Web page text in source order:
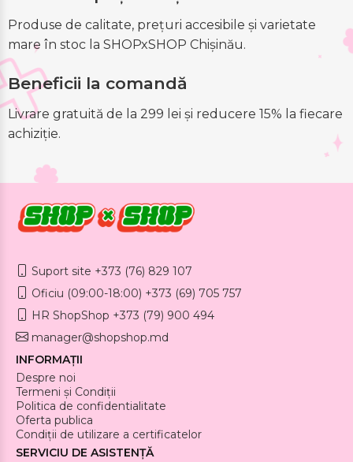
Produse de calitate, prețuri accesibile și varietate
mare în stoc la SHOPxSHOP Chișinău.
Beneficii la comandă
Livrare gratuită de la 299 lei și reducere 15% la fiecare
achiziție.
Suport site +373 (76) 829 107
Oficiu (09:00-18:00) +373 (69) 705 757
HR ShopShop +373 (79) 900 494
manager@shopshop.md
INFORMAȚII
Despre noi
Termeni și Condiții
Politica de confidentialitate
Oferta publica
Condiții de utilizare a certificatelor
SERVICIU DE ASISTENȚĂ